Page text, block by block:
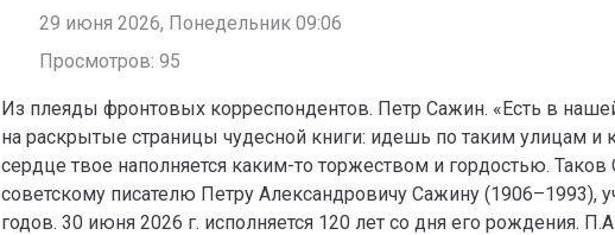
29 июня 2026, Понедельник 09:06
Просмотров: 95
Из плеяды фронтовых корреспондентов. Петр Сажин. «Есть в
на раскрытые страницы чудесной книги: идешь по таким улицам
сердце твое наполняется каким-то торжеством и гордостью.
советскому писателю Петру Александровичу Сажину (1906–1993),
годов. 30 июня 2026 г. исполняется 120 лет со дня его рождения.